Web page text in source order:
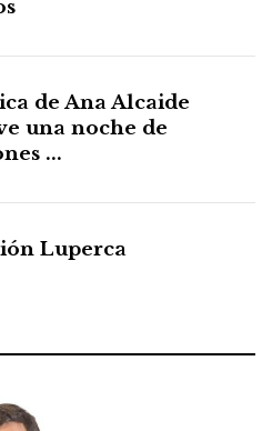
de Ana Alcaide
una noche de
...
Luperca